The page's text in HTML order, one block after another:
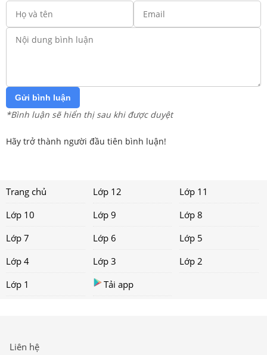
Gửi bình luận
*Bình luận sẽ hiển thị sau khi được duyệt
Hãy trở thành người đầu tiên bình luận!
Trang chủ Lớp 12
Lớp 11
Lớp 10
Lớp 9
Lớp 8
Lớp 7
Lớp 6
Lớp 5
Lớp 4
Lớp 3
Lớp 2
Lớp 1
Tải app
Liên hệ